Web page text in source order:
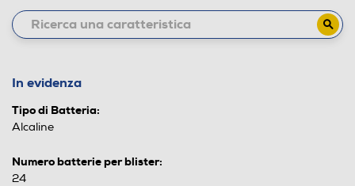
In evidenza
Tipo di Batteria:
Alcaline
Numero batterie per blister:
24